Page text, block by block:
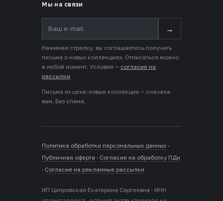
Мы на связи
→
Нажимая стрелку, вы соглашаетесь получать
письма о новых коллекциях. Отписаться можно
в любой момент. Условия — согласие на
рассылки
Письма из цеха: новые коллекции — сначала
вам. Без спама.
Политика обработки персональных данных ·
Публичная оферта · Согласие на обработку ПДн
· Согласие на рекламные рассылки
ИП Ципровская Екатерина Сергеевна · ИНН